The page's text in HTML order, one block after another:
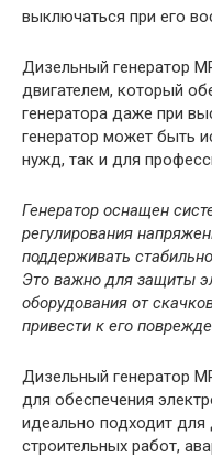
выключаться при его
Дизельный генератор
двигателем, который
генератора даже при
генератор может быть
нужд, так и для
Генератор оснащен
регулирования
поддерживать
Это важно для защиты
оборудования от
привести к его
Дизельный генератор
для обеспечения
идеально подходит
строительных работ,